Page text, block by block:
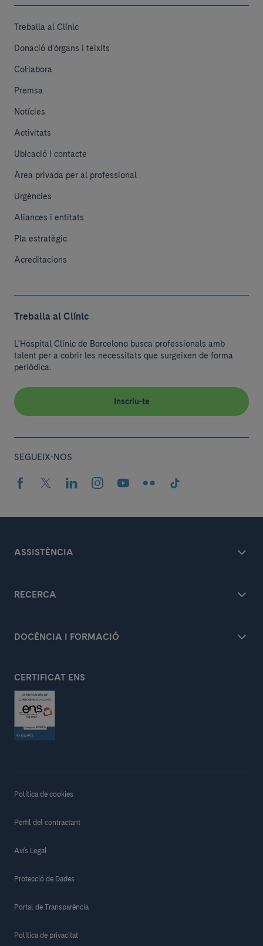
Treballa al Clínic
Donació d'òrgans i teixits
Col·labora
Premsa
Notícies
Activitats
Ubicació i contacte
Àrea privada per al professional
Urgències
Aliances i entitats
Pla estratègic
Acreditacions
Treballa al Clínic
L'Hospital Clínic de Barcelona busca professionals amb
talent per a cobrir les necessitats que surgeixen de forma
periòdica.
Inscriu-te
SEGUEIX-NOS
ASSISTÈNCIA
RECERCA
DOCÈNCIA I FORMACIÓ
CERTIFICAT ENS
Política de cookies
Perfil del contractant
Avís Legal
Protecció de Dades
Portal de Transparència
Política de privacitat